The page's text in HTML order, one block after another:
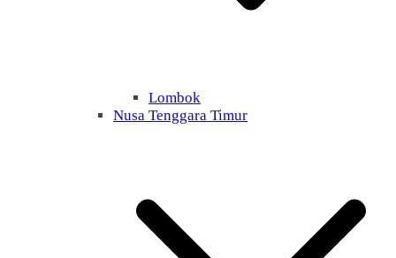
Lombok
Nusa Tenggara Timur